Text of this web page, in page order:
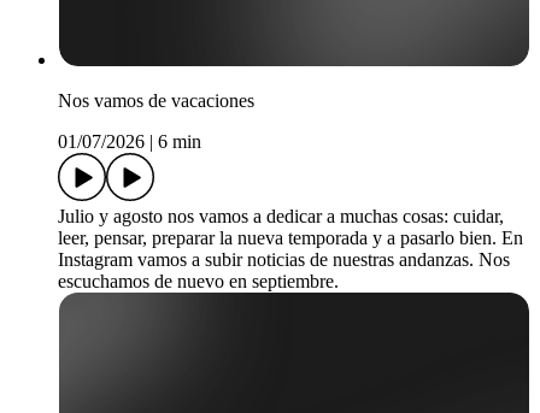
Nos vamos de vacaciones
01/07/2026 | 6 min
Julio y agosto nos vamos a dedicar a muchas cosas: cuidar,
leer, pensar, preparar la nueva temporada y a pasarlo bien. En
Instagram vamos a subir noticias de nuestras andanzas. Nos
escuchamos de nuevo en septiembre.